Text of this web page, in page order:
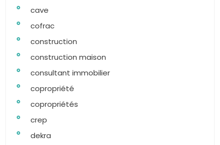
cave
cofrac
construction
construction maison
consultant immobilier
copropriété
copropriétés
crep
dekra